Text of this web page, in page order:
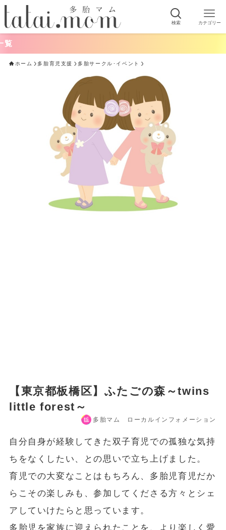
検索 カテゴリー
ホーム 多胎育児支援 多胎サークル･イベント
【東京都板橋区】ふたごの森～twins
little forest～
多胎マム ローカルインフォメーション
自分自身が経験してきた双子育児での孤独な気持
ちをなくしたい、との思いで立ち上げました。
育児での大変なことはもちろん、多胎児育児だか
らこその楽しみも、参加してくださる方々とシェ
アしていけたらと思っています。
多胎児を家族に迎えられたことを、より楽しく愛